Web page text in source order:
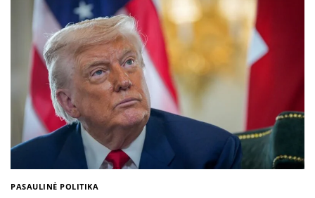
PASAULINĖ POLITIKA